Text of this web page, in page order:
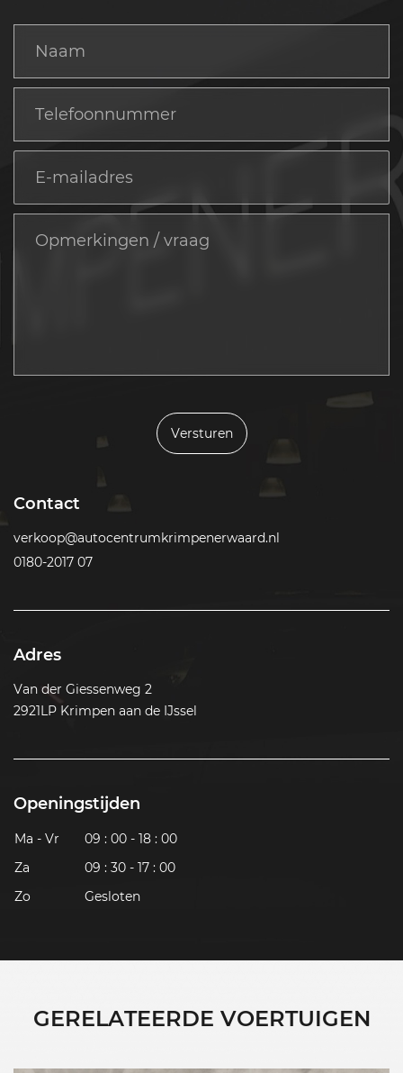
Versturen
Contact
verkoop@autocentrumkrimpenerwaard.nl
0180-2017 07
Adres
Van der Giessenweg 2
2921LP Krimpen aan de IJssel
Openingstijden
Ma - Vr
09 : 00 - 18 : 00
Za
09 : 30 - 17 : 00
Zo
Gesloten
GERELATEERDE VOERTUIGEN